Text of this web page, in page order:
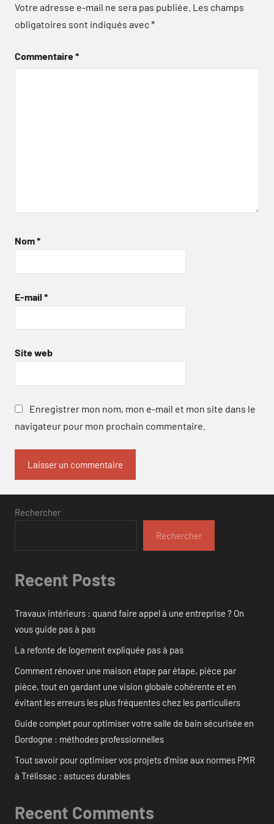
Votre adresse e-mail ne sera pas publiée. Les champs
obligatoires sont indiqués avec*
Commentaire*
Nom*
E-mail *
Site web
Enregistrer mon nom, mon e-mail et mon site dans le
navigateur pour mon prochain commentaire.
Rechercher
Rechercher
Recent Posts
Travaux intérieurs : quand faire appel à une entreprise ? On
vous guide pas à pas
La refonte de logement expliquée pas à pas
Comment rénover une maison étape par étape, pièce par
pièce, tout en gardant une vision globale cohérente et en
évitant les erreurs les plus fréquentes chez les particuliers
Guide complet pour optimiser votre salle de bain sécurisée en
Dordogne : méthodes professionnelles
Tout savoir pour optimiser vos projets d’mise aux normes PMR
à Trélissac : astuces durables
Recent Comments